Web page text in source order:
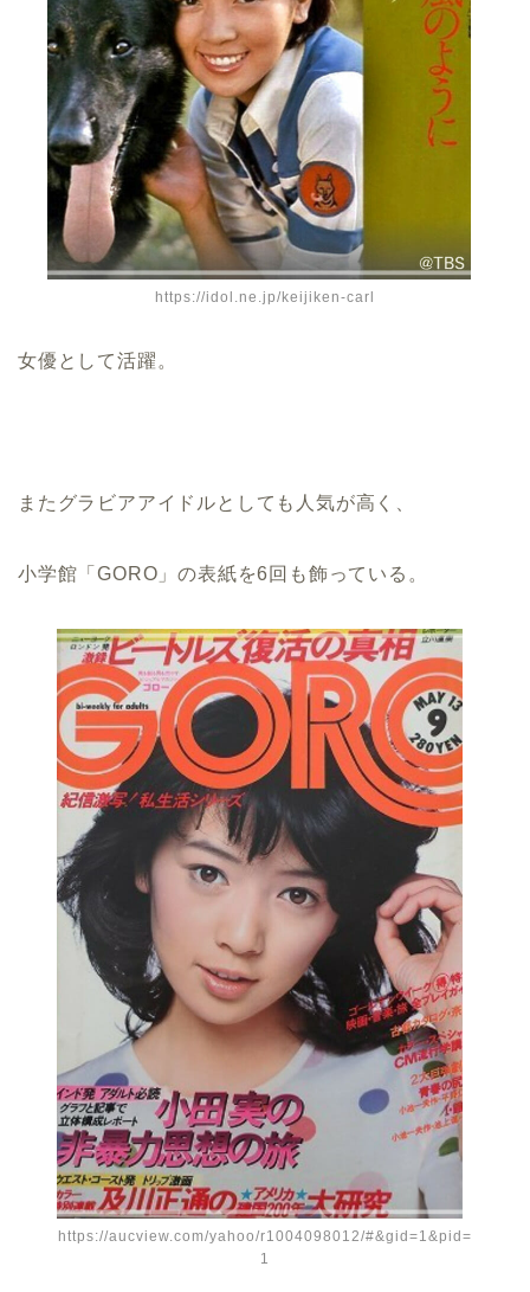
https://idol.ne.jp/keijiken-carl
女優として活躍。
またグラビアアイドルとしても人気が高く、
小学館「GORO」の表紙を6回も飾っている。
https://aucview.com/yahoo/r1004098012/#&gid=1&pid=
1